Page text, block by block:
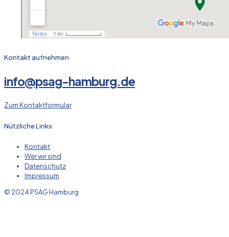
Kontakt aufnehmen
info@psag-hamburg.de
Zum Kontaktformular
Nützliche Links
Kontakt
Wer wir sind
Datenschutz
Impressum
© 2024 PSAG Hamburg